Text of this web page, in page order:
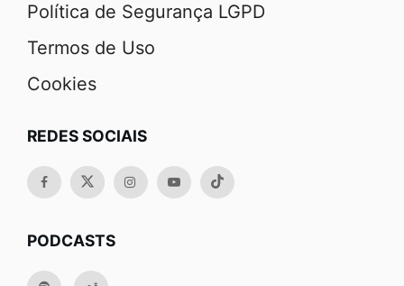
Política de Segurança LGPD
Termos de Uso
Cookies
REDES SOCIAIS
PODCASTS